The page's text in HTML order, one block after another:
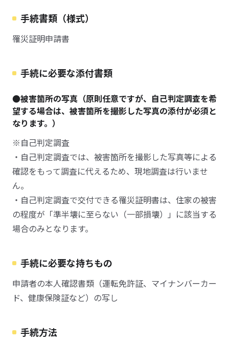
手続書類（様式）
罹災証明申請書
手続に必要な添付書類
●被害箇所の写真（原則任意ですが、自己判定調査を希
望する場合は、被害箇所を撮影した写真の添付が必須と
なります。）
※自己判定調査
・自己判定調査では、被害箇所を撮影した写真等による
確認をもって調査に代えるため、現地調査は行いませ
ん。
・自己判定調査で交付できる罹災証明書は、住家の被害
の程度が「準半壊に至らない（一部損壊）」に該当する
場合のみとなります。
手続に必要な持ちもの
申請者の本人確認書類（運転免許証、マイナンバーカー
ド、健康保険証など）の写し
手続方法